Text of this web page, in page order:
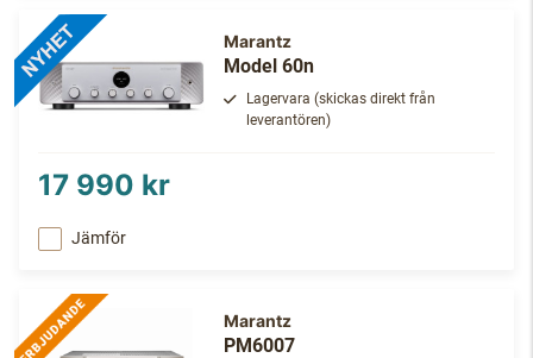
Marantz
Model 60n
Lagervara (skickas direkt från
leverantören)
17 990 kr
Jämför
Marantz
PM6007